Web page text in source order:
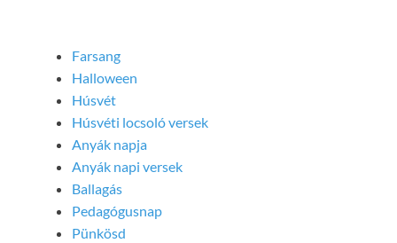
Farsang
Halloween
Húsvét
Húsvéti locsoló versek
Anyák napja
Anyák napi versek
Ballagás
Pedagógusnap
Pünkösd